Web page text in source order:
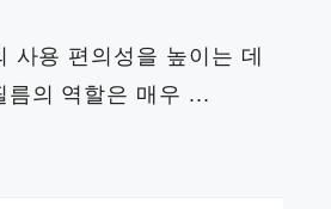
사용 편의성을 높이는 데
름의 역할은 매우 ...